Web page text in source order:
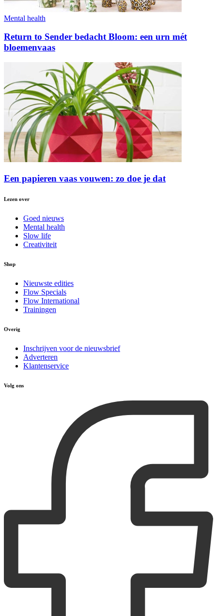
Mental health
Return to Sender bedacht Bloom: een urn mét
bloemenvaas
Een papieren vaas vouwen: zo doe je dat
Lezen over
Goed nieuws
Mental health
Slow life
Creativiteit
Shop
Nieuwste edities
Flow Specials
Flow International
Trainingen
Overig
Inschrijven voor de nieuwsbrief
Adverteren
Klantenservice
Volg ons